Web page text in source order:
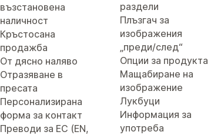
възстановена
наличност
Кръстосана
продажба
От дясно наляво
Отразяване в
пресата
Персонализирана
форма за контакт
Преводи за ЕС (EN,
раздели
Плъзгач за
изображения
„преди/след“
Опции за продукта
Мащабиране на
изображение
Лукбуци
Информация за
употреба